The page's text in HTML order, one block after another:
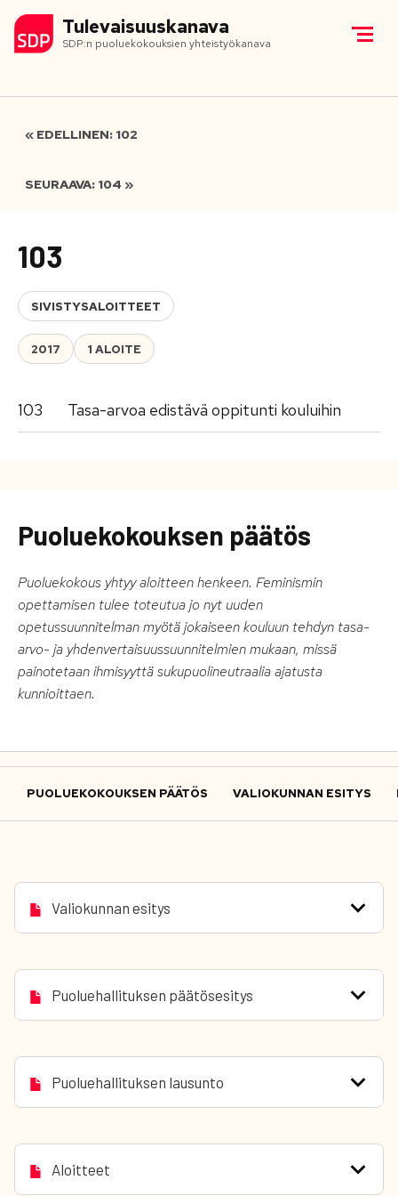
Tulevaisuuskanava
SDP:n puoluekokouksien yhteistyökanava
« EDELLINEN: 102
SEURAAVA: 104 »
103
SIVISTYSALOITTEET
2017 1 ALOITE
103 Tasa-arvoa edistävä oppitunti kouluihin
Puoluekokouksen päätös
Puoluekokous yhtyy aloitteen henkeen. Feminismin
opettamisen tulee toteutua jo nyt uuden
opetussuunnitelman myötä jokaiseen kouluun tehdyn tasa-
arvo- ja yhdenvertaisuussuunnitelmien mukaan, missä
painotetaan ihmisyyttä sukupuolineutraalia ajatusta
kunnioittaen.
PUOLUEKOKOUKSEN PÄÄTÖS VALIOKUNNAN ESITYS
Valiokunnan esitys
Puoluehallituksen päätösesitys
Puoluehallituksen lausunto
Aloitteet